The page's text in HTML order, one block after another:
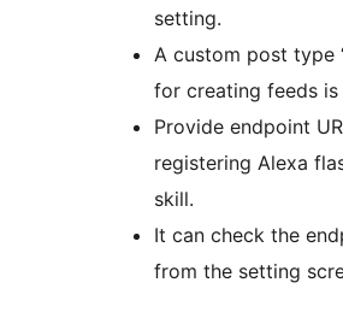
setting.
A custom post type
for creating feeds
Provide endpoint
registering Alexa
skill.
It can check the
from the setting